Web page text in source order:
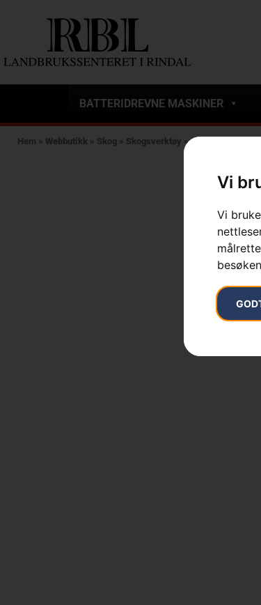
Vi
Vi
BATTERIDREVNE MASKINER
Hem » Webbutikk » Skog » Skogsverktøy »Økser